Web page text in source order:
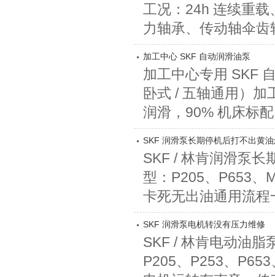
工况：24h 连续重
力轴承、传动轴伞
加工中心 SKF 自动润滑油泵
加工中心专用 SKF
卧式 / 五轴通用）加
润滑，90% 机床标
SKF 润滑泵长期停机后打不出黄
SKF / 林肯润滑泵长
型：P205、P653、
卡死无出油通用流
SKF 润滑泵电机转没有压力维修
SKF / 林肯电动油脂
P205、P253、